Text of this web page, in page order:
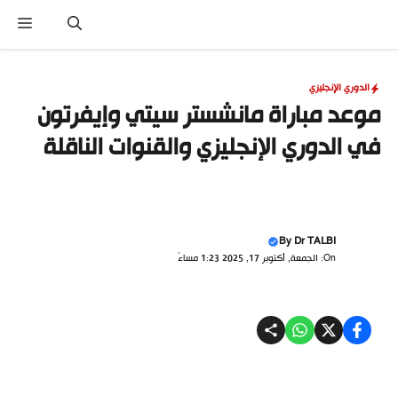
المحتوى
الدوري الإنجليزي
موعد مباراة مانشستر سيتي وإيفرتون
في الدوري الإنجليزي والقنوات الناقلة
ByDr TALBI
On: الجمعة, أكتوبر 17, 2025 1:23 مساءً